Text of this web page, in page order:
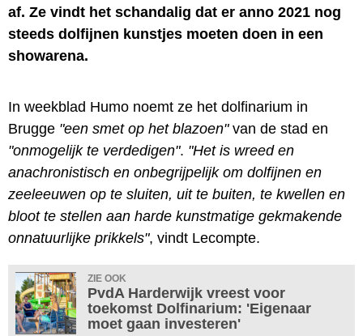
af. Ze vindt het schandalig dat er anno 2021 nog
steeds dolfijnen kunstjes moeten doen in een
showarena.
In weekblad Humo noemt ze het dolfinarium in
Brugge "een smet op het blazoen"van de stad en
"onmogelijk te verdedigen". "Het is wreed en
anachronistisch en onbegrijpelijk om dolfijnen en
zeeleeuwen op te sluiten, uit te buiten, te kwellen en
bloot te stellen aan harde kunstmatige gekmakende
onnatuurlijke prikkels", vindt Lecompte.
ZIE OOK
PvdA Harderwijk vreest voor
toekomst Dolfinarium: 'Eigenaar
moet gaan investeren'